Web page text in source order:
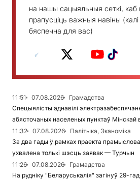
на нашы сацыяльныя сеткі, каб
прапусціць важныя навіны (калі
бяспечна для вас)
11:51 07.08.2026
Грамадства
Спецыялісты аднавілі
абясточаных населеных пунктаў Мінскай
11:32
07.08.2026
Палітыка, Эканоміка
За два гады ў рамках праекта
ухвалена толькі шэсць заявак — Турчын
11:26
07.08.2026
Грамадства
На рудніку "Беларуськалія" загінуў 29-